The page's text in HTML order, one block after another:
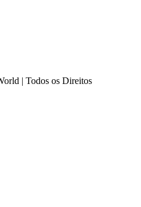
| Todos os Direitos